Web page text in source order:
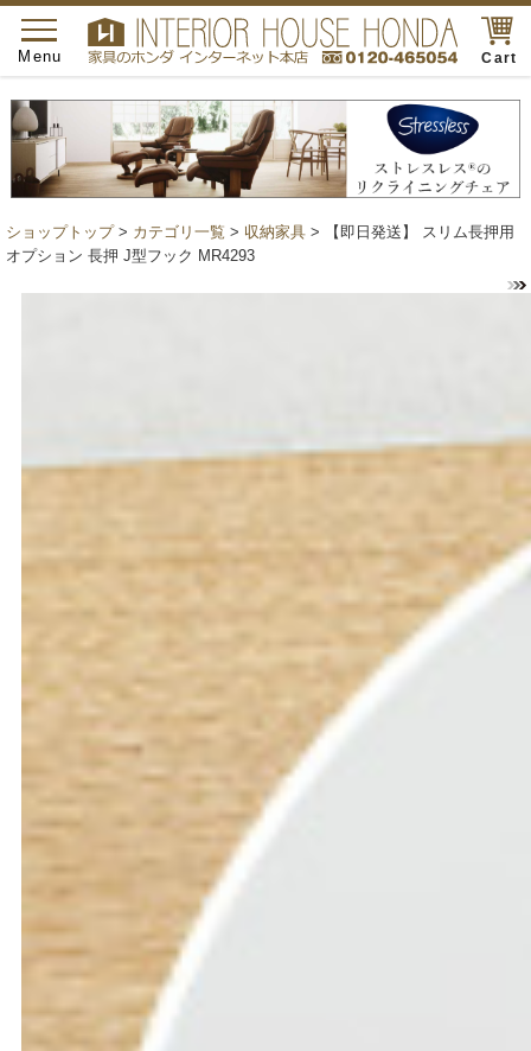
Cart
toggle
navigation
Menu
ショップトップ> カテゴリ一覧 > 収納家具 > 【即日発送】 スリム長押用
オプション 長押 J型フック MR4293